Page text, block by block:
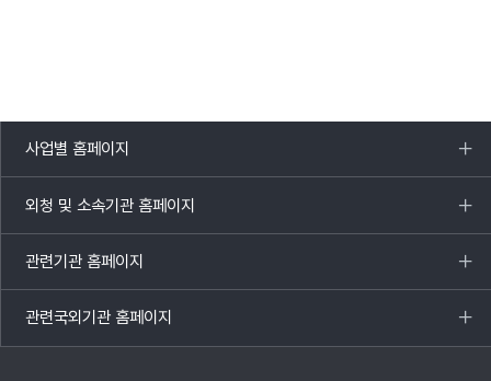
사업별 홈페이지
목록
열기
외청 및 소속기관 홈페이지
목록
열기
관련기관 홈페이지
목록
열기
관련국외기관 홈페이지
목록
열기